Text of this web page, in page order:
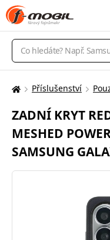
Vyhledávání
Zde
nacházíte:
Příslušenství
ZADNÍ KRYT
MESHED
SAMSUNG